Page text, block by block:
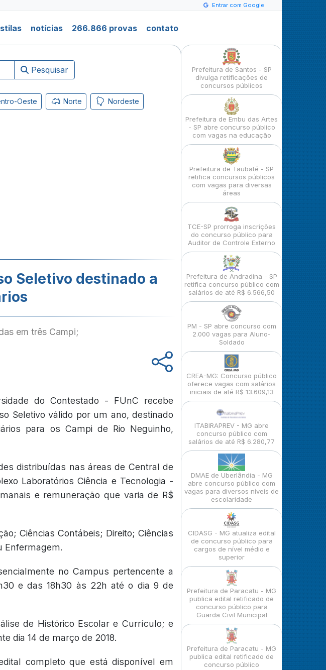
Entrar com Google
notícias 266.866 provas contato
Pesquisar
Oeste Norte Nordeste
Seletivo destinado a
em três Campi;
do Contestado - FUnC recebe
Seletivo válido por um ano, destinado
para os Campi de Rio Neguinho,
distribuídas nas áreas de Central de
Laboratórios Ciência e Tecnologia -
e remuneração que varia de R$
Ciências Contábeis; Direito; Ciências
Enfermagem.
no Campus pertencente a
e das 18h30 às 22h até o dia 9 de
de Histórico Escolar e Currículo; e
dia 14 de março de 2018.
completo que está disponível em
Prefeitura de Santos - SP
divulga retificações de
concursos públicos
Prefeitura de Embu das Artes
- SP abre concurso público
com vagas na educação
Prefeitura de Taubaté - SP
retifica concursos públicos
com vagas para diversas
áreas
TCE-SP prorroga inscrições
do concurso público para
Auditor de Controle Externo
Prefeitura de Andradina - SP
retifica concurso público com
salários de até R$ 6.566,50
PM - SP abre concurso com
2.000 vagas para Aluno-
Soldado
CREA-MG: Concurso público
oferece vagas com salários
iniciais de até R$ 13.609,13
ITABIRAPREV - MG abre
concurso público com
salários de até R$ 6.280,77
DMAE de Uberlândia - MG
abre concurso público com
vagas para diversos níveis de
escolaridade
CIDASG - MG atualiza edital
de concurso público para
cargos de nível médio e
superior
Prefeitura de Paracatu - MG
publica edital retificado de
concurso público para
Guarda Civil Municipal
Prefeitura de Paracatu - MG
publica edital retificado de
concurso público